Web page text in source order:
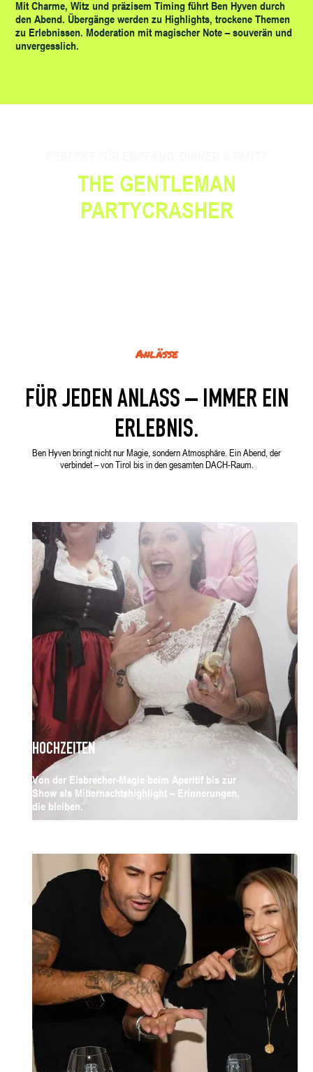
Mit Charme, Witz und präzisem Timing führt Ben Hyven durch
den Abend. Übergänge werden zu Highlights, trockene Themen
zu Erlebnissen. Moderation mit magischer Note – souverän und
unvergesslich.
THE GENTLEMAN
PARTYCRASHER
Anlässe
FÜR JEDEN ANLASS – IMMER EIN
ERLEBNIS.
Ben Hyven bringt nicht nur Magie, sondern Atmosphäre. Ein Abend, der
verbindet – von Tirol bis in den gesamten DACH-Raum.
HOCHZEITEN
Von der Eisbrecher-Magie beim Aperitif bis zur
Show als Mitternachtshighlight – Erinnerungen,
die bleiben.